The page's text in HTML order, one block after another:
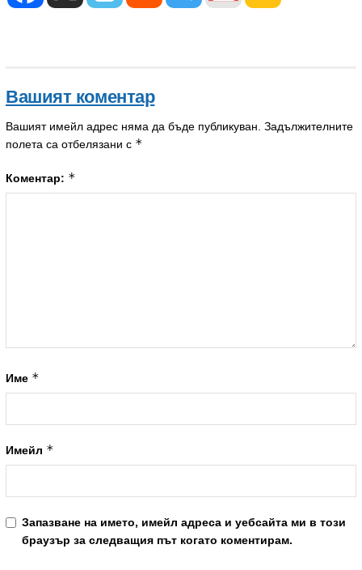
Вашият коментар
Вашият имейл адрес няма да бъде публикуван. Задължителните
полета са отбелязани с *
Коментар: *
Име *
Имейл *
Запазване на името, имейл адреса и уебсайта ми в този
браузър за следващия път когато коментирам.